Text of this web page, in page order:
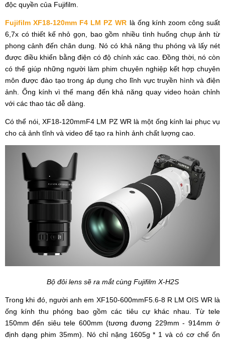
độc quyền của Fujifilm.
Fujifilm XF18-120mm F4 LM PZ WR là ống kính zoom công suất
6,7x có thiết kế nhỏ gọn, bao gồm nhiều tình huống chụp ảnh từ
phong cảnh đến chân dung. Nó có khả năng thu phóng và lấy nét
được điều khiển bằng điện có độ chính xác cao. Đồng thời, nó còn
có thể giúp những người làm phim chuyên nghiệp kết hợp chuyên
môn được đào tạo trong áp dụng cho lĩnh vực truyền hình và điện
ảnh. Ống kính vì thế mang đến khả năng quay video hoàn chỉnh
với các thao tác dễ dàng.
Có thể nói, XF18-120mmF4 LM PZ WR là một ống kính lai phục vụ
cho cả ảnh tĩnh và video để tạo ra hình ảnh chất lượng cao.
Bộ đôi lens sẽ ra mắt cùng Fujifilm X-H2S
Trong khi đó, người anh em XF150-600mmF5.6-8 R LM OIS WR là
ống kính thu phóng bao gồm các tiêu cự khác nhau. Từ tele
150mm đến siêu tele 600mm (tương đương 229mm - 914mm ở
định dạng phim 35mm). Nó chỉ nặng 1605g * 1 và có cơ chế ổn